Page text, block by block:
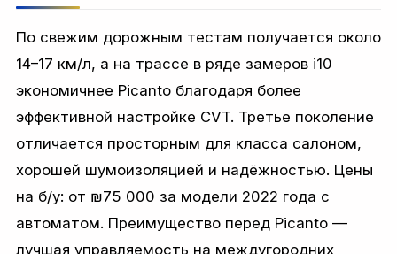
По свежим дорожным тестам получается около
14–17 км/л, а на трассе в ряде замеров i10
экономичнее Picanto благодаря более
эффективной настройке CVT. Третье поколение
отличается просторным для класса салоном,
хорошей шумоизоляцией и надёжностью. Цены
на б/у: от ₪75 000 за модели 2022 года с
автоматом. Преимущество перед Picanto —
лучшая управляемость на междугородних